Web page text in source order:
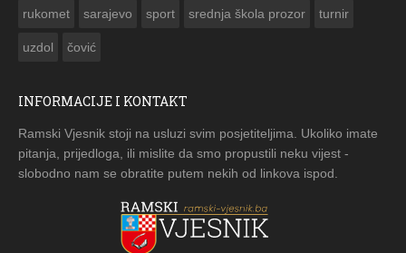
rukomet sarajevo sport srednja škola prozor turnir
uzdol čović
INFORMACIJE I KONTAKT
Ramski Vjesnik stoji na usluzi svim posjetiteljima. Ukoliko imate
pitanja, prijedloga, ili mislite da smo propustili neku vijest -
slobodno nam se obratite putem nekih od linkova ispod.